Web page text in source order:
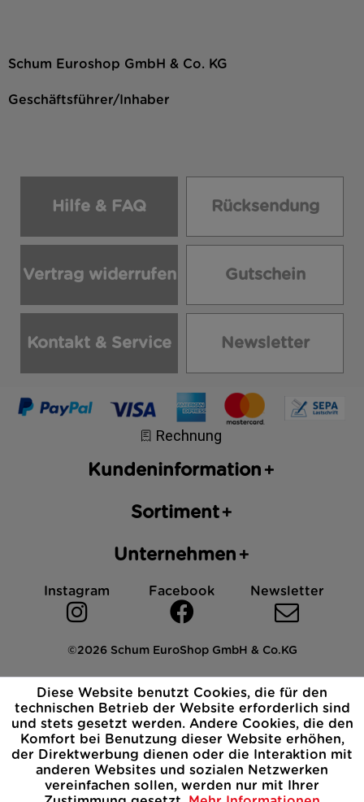
Schum Euroshop GmbH & Co. KG
Geschäftsführer/Inhaber
Hilfe & FAQ Rücksendung
Vertrag widerrufen Gutschein
Kontakt & Service Newsletter
Kundeninformation
Sortiment
Unternehmen
Instagram Facebook Newsletter
©2026 Schum EuroShop GmbH & Co.KG
Impressum Datenschutz AGB Cookies
Widerrufsbelehrung
Diese Website benutzt Cookies, die für den
technischen Betrieb der Website erforderlich sind
und stets gesetzt werden. Andere Cookies, die den
Komfort bei Benutzung dieser Website erhöhen,
der Direktwerbung dienen oder die Interaktion mit
anderen Websites und sozialen Netzwerken
vereinfachen sollen, werden nur mit Ihrer